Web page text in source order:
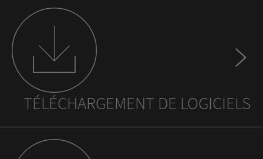
TÉLÉCHARGEMENT DE LOGICIELS